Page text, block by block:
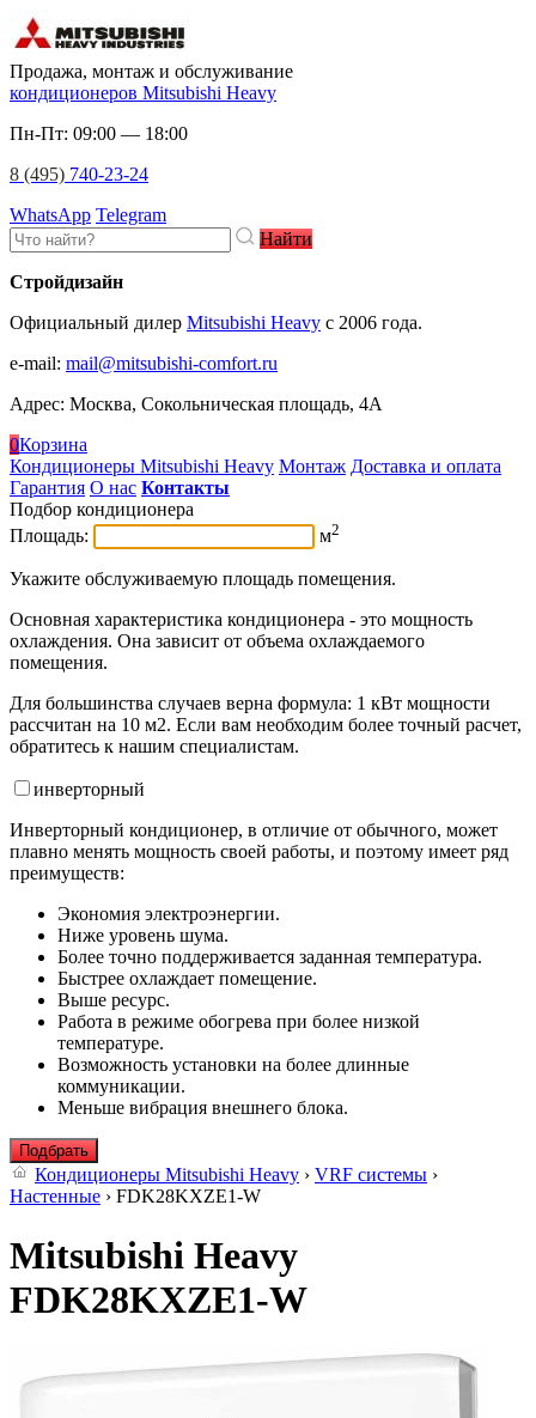
Продажа, монтаж и обслуживание
кондиционеров Mitsubishi Heavy
Пн-Пт: 09:00 — 18:00
8 (495) 740-23-24
WhatsApp Telegram
Найти
Стройдизайн
Официальный дилер Mitsubishi Heavy c 2006 года.
e-mail: mail@mitsubishi-comfort.ru
Адрес: Москва, Сокольническая площадь, 4А
0Корзина
Кондиционеры Mitsubishi Heavy Монтаж Доставка и оплата
Гарантия О нас Контакты
Подбор кондиционера
Площадь:
м2
Укажите обслуживаемую площадь помещения.
Основная характеристика кондиционера - это мощность
охлаждения. Она зависит от объема охлаждаемого
помещения.
Для большинства случаев верна формула: 1 кВт мощности
рассчитан на 10 м2. Если вам необходим более точный расчет,
обратитесь к нашим специалистам.
инверторный
Инверторный кондиционер, в отличие от обычного, может
плавно менять мощность своей работы, и поэтому имеет ряд
преимуществ:
Экономия электроэнергии.
Ниже уровень шума.
Более точно поддерживается заданная температура.
Быстрее охлаждает помещение.
Выше ресурс.
Работа в режиме обогрева при более низкой
температуре.
Возможность установки на более длинные
коммуникации.
Меньше вибрация внешнего блока.
Подбрать
Кондиционеры Mitsubishi Heavy › VRF системы ›
Настенные › FDK28KXZE1-W
Mitsubishi Heavy
FDK28KXZE1-W